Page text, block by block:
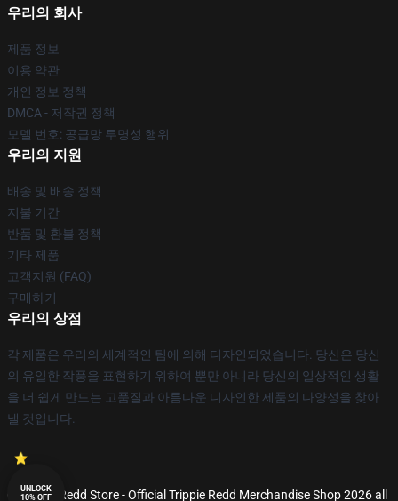
우리의 회사
제품 정보
이용 약관
개인 정보 정책
DMCA - 저작권 정책
모델 번호: 공급망 투명성 행위
우리의 지원
배송 및 배송 정책
지불 기간
반품 및 환불 정책
기타 제품
고객지원 (FAQ)
구매하기
우리의 상점
각 제품은 우리의 세계적인 팀에 의해 디자인되었습니다. 당신은 당신
의 유일한 작풍을 표현하기 위하여 뿐만 아니라 당신의 일상적인 생활
을 더 쉽게 만드는 고품질과 아름다운 디자인한 제품의 다양성을 찾아
낼 것입니다.
© Trippie Redd Store - Official Trippie Redd Merchandise Shop 2026 all
UNLOCK
10% OFF